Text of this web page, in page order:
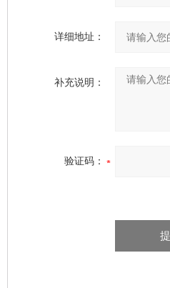
详细地址：
补充说明：
验证码：